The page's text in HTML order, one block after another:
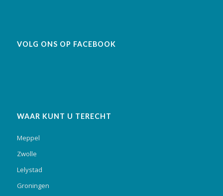
VOLG ONS OP FACEBOOK
WAAR KUNT U TERECHT
Meppel
Zwolle
Lelystad
Groningen